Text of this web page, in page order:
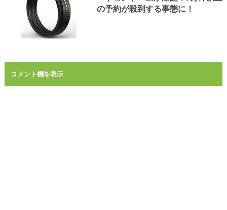
の予約が殺到する事態に！
コメント欄を表示